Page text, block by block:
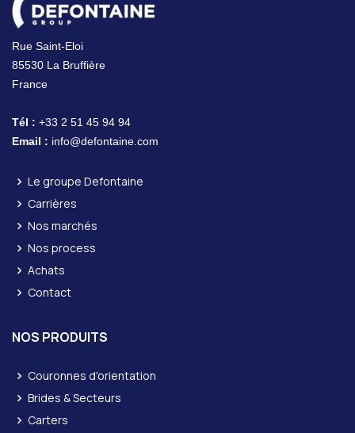
Rue Saint-Eloi
85530 La Bruffière
France
Tél : +33 2 51 45 94 94
Email : info@defontaine.com
Le groupe Defontaine
Carrières
Nos marchés
Nos process
Achats
Contact
NOS PRODUITS
Couronnes d'orientation
Brides & Secteurs
Carters